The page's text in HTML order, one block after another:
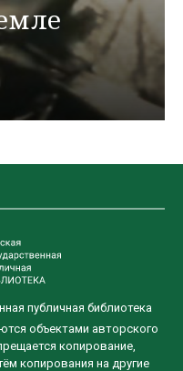
публичная библиотека
объектами авторского
копирование,
копирования на другие